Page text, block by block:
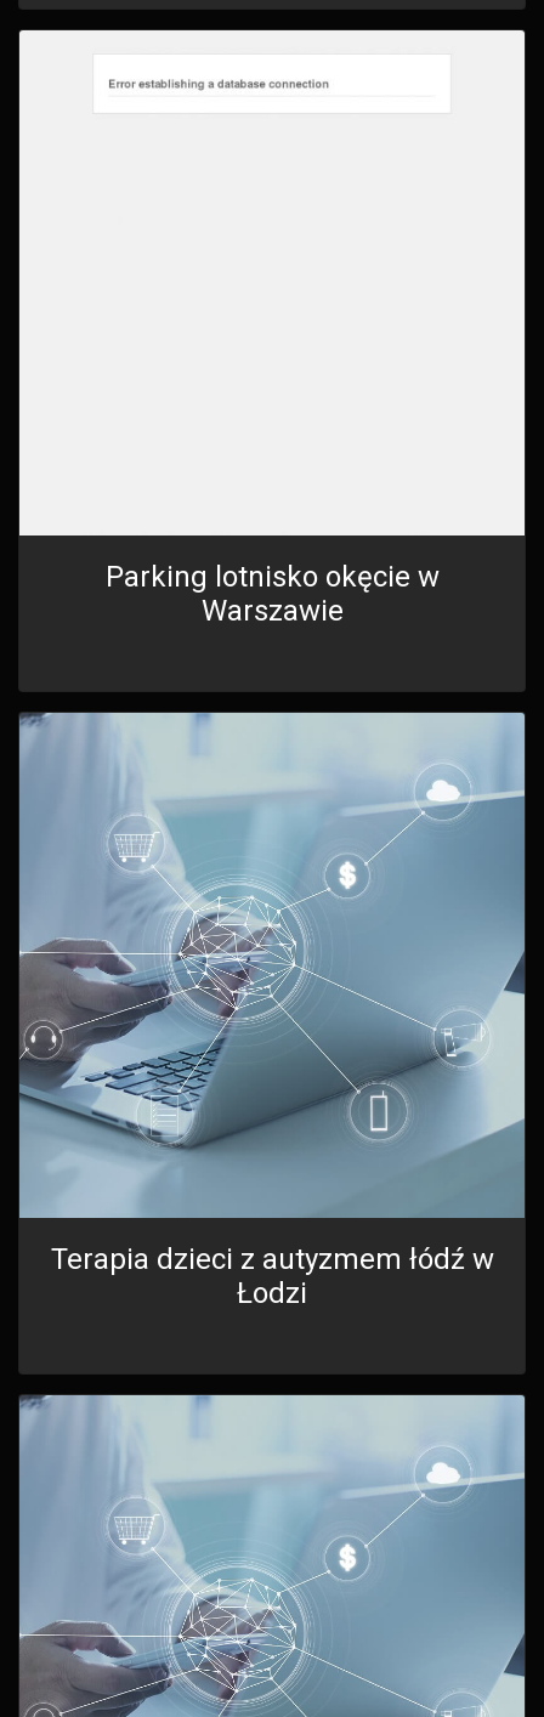
Parking lotnisko okęcie w
Warszawie
Terapia dzieci z autyzmem łódź w
Łodzi